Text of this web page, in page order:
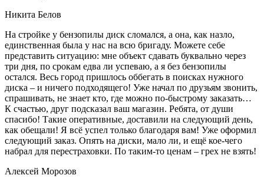
Никита Белов
На стройке у бензопилы диск сломался, а она, как назло,
единственная была у нас на всю бригаду. Можете себе
представить ситуацию: мне объект сдавать буквально через
три дня, по срокам едва ли успеваю, а я без бензопилы
остался. Весь город пришлось оббегать в поисках нужного
диска – и ничего подходящего! Уже начал по друзьям звонить,
спрашивать, не знает кто, где можно по-быстрому заказать…
К счастью, друг подсказал ваш магазин. Ребята, от души
спасибо! Такие оперативные, доставили на следующий день,
как обещали! Я всё успел только благодаря вам! Уже оформил
следующий заказ. Опять на диски, мало ли, и ещё кое-чего
набрал для перестраховки. По таким-то ценам – грех не взять!
Алексей Морозов